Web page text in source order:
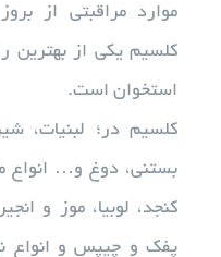
موارد مراقبتی از
کلسیم یکی از بهترین
استخوان است.
کلسیم در؛ لبنیات،
بستنی، دوغ و… انواع
کنجد، لوبیا، موز و
پفک و چیپس و انواع